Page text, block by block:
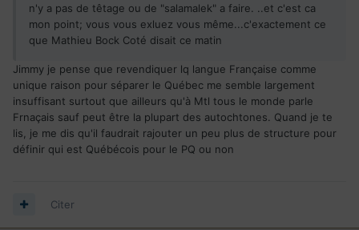
n'y a pas de têtage ou de "salamalek" a faire. ..et c'est ca
mon point; vous vous exluez vous même...c'exactement ce
que Mathieu Bock Coté disait ce matin
Jimmy je pense que revendiquer lq langue Française comme
unique raison pour séparer le Québec me semble largement
insuffisant surtout que ailleurs qu'à Mtl tous le monde parle
Frnaçais sauf peut être la plupart des autochtones. Quand je te
lis, je me dis qu'il faudrait rajouter un peu plus de structure pour
définir qui est Québécois pour le PQ ou non
Citer